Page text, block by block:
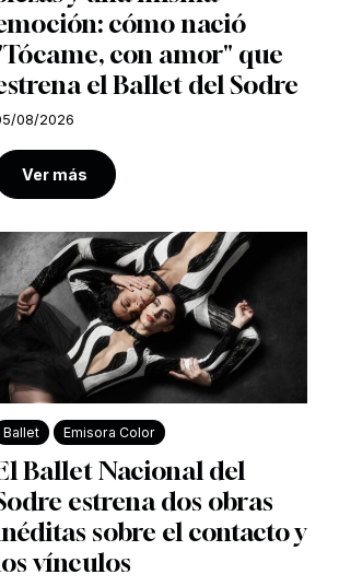
cómo nació
con amor" que
el Ballet del Sodre
08/2026
Ver más
Ballet Emisora Color
Ballet Nacional del
estrena dos obras
sobre el contacto y
vínculos